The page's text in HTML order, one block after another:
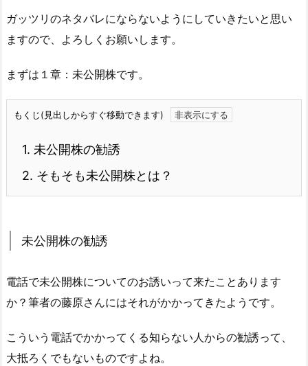
ガッツリのネタバレにならないようにしていきたいと思い
ますので、よろしくお願いします。
まずは１章：未公開株です。
もくじ(見出しからすぐ移動できます)
1. 未公開株の勧誘
2. そもそも未公開株とは？
未公開株の勧誘
電話で未公開株についてのお誘いって来たことあります
か？筆者の藤原さんにはそれがかかってきたようです。
こういう電話でかかってくる知らない人からの勧誘って、
大抵ろくでもないものですよね。